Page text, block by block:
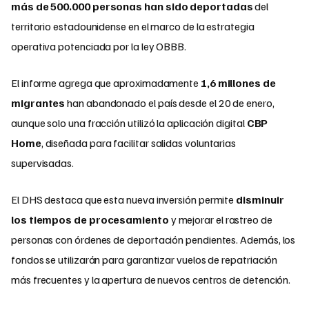
más de 500.000 personas han sido deportadasdel
territorio estadounidense en el marco de la estrategia
operativa potenciada por la ley OBBB.
El informe agrega que aproximadamente 1,6 millones de
migrantes han abandonado el país desde el 20 de enero,
aunque solo una fracción utilizó la aplicación digital CBP
Home, diseñada para facilitar salidas voluntarias
supervisadas.
El DHS destaca que esta nueva inversión permite disminuir
los tiempos de procesamiento y mejorar el rastreo de
personas con órdenes de deportación pendientes. Además, los
fondos se utilizarán para garantizar vuelos de repatriación
más frecuentes y la apertura de nuevos centros de detención.